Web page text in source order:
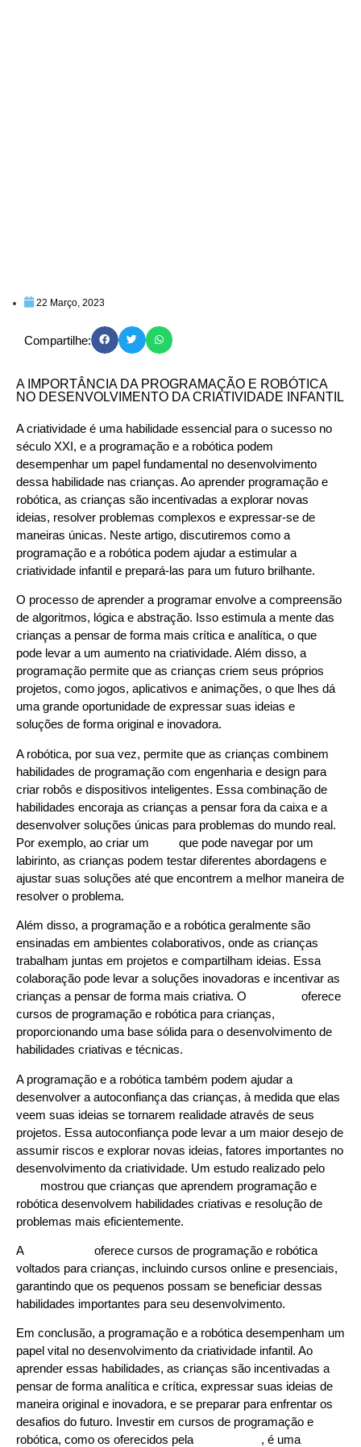
22 Março, 2023
Compartilhe:
A IMPORTÂNCIA DA PROGRAMAÇÃO E ROBÓTICA
NO DESENVOLVIMENTO DA CRIATIVIDADE INFANTIL
A criatividade é uma habilidade essencial para o sucesso no
século XXI, e a programação e a robótica podem
desempenhar um papel fundamental no desenvolvimento
dessa habilidade nas crianças. Ao aprender programação e
robótica, as crianças são incentivadas a explorar novas
ideias, resolver problemas complexos e expressar-se de
maneiras únicas. Neste artigo, discutiremos como a
programação e a robótica podem ajudar a estimular a
criatividade infantil e prepará-las para um futuro brilhante.
O processo de aprender a programar envolve a compreensão
de algoritmos, lógica e abstração. Isso estimula a mente das
crianças a pensar de forma mais crítica e analítica, o que
pode levar a um aumento na criatividade. Além disso, a
programação permite que as crianças criem seus próprios
projetos, como jogos, aplicativos e animações, o que lhes dá
uma grande oportunidade de expressar suas ideias e
soluções de forma original e inovadora.
A robótica, por sua vez, permite que as crianças combinem
habilidades de programação com engenharia e design para
criar robôs e dispositivos inteligentes. Essa combinação de
habilidades encoraja as crianças a pensar fora da caixa e a
desenvolver soluções únicas para problemas do mundo real.
Por exemplo, ao criar um
que pode navegar por um
labirinto, as crianças podem testar diferentes abordagens e
ajustar suas soluções até que encontrem a melhor maneira de
resolver o problema.
Além disso, a programação e a robótica geralmente são
ensinadas em ambientes colaborativos, onde as crianças
trabalham juntas em projetos e compartilham ideias. Essa
colaboração pode levar a soluções inovadoras e incentivar as
crianças a pensar de forma mais criativa. O
oferece
cursos de programação e robótica para crianças,
proporcionando uma base sólida para o desenvolvimento de
habilidades criativas e técnicas.
A programação e a robótica também podem ajudar a
desenvolver a autoconfiança das crianças, à medida que elas
veem suas ideias se tornarem realidade através de seus
projetos. Essa autoconfiança pode levar a um maior desejo de
assumir riscos e explorar novas ideias, fatores importantes no
desenvolvimento da criatividade. Um estudo realizado pelo
mostrou que crianças que aprendem programação e
robótica desenvolvem habilidades criativas e resolução de
problemas mais eficientemente.
ALearn2Code
oferece cursos de programação e robótica
voltados para crianças, incluindo cursos online e presenciais,
garantindo que os pequenos possam se beneficiar dessas
habilidades importantes para seu desenvolvimento.
Em conclusão, a programação e a robótica desempenham um
papel vital no desenvolvimento da criatividade infantil. Ao
aprender essas habilidades, as crianças são incentivadas a
pensar de forma analítica e crítica, expressar suas ideias de
maneira original e inovadora, e se preparar para enfrentar os
desafios do futuro. Investir em cursos de programação e
robótica, como os oferecidos pelaLearn2Code , é uma